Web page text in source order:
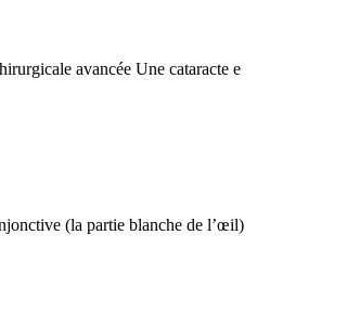
avancée Une cataracte e
(la partie blanche de l’œil)